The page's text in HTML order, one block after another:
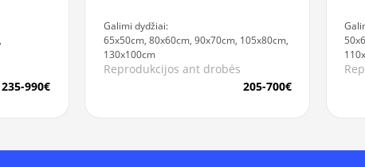
235-990€
Galimi dydžiai:
65x50cm, 80x60cm, 90x70cm, 105x80cm,
130x100cm
Reprodukcijos ant drobės
205-700€